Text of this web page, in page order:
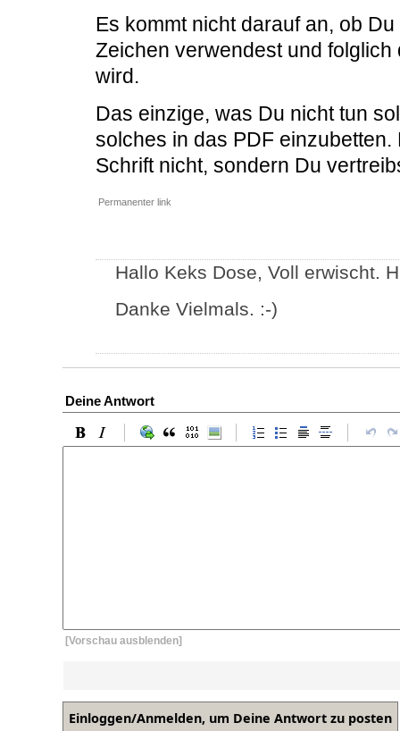
Es kommt nicht darauf an, ob
Zeichen verwendest und
wird.
Das einzige, was Du nicht tun
solches in das PDF
Schrift nicht, sondern Du
Permanenter link
Hallo Keks Dose, Voll erwischt.
Danke Vielmals. :-)
Deine Antwort
[Vorschau ausblenden]